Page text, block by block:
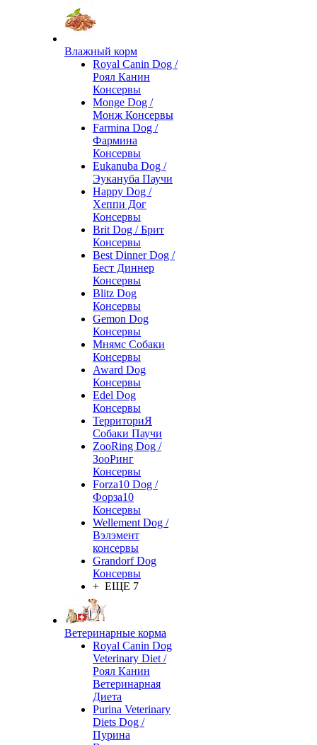
Влажный корм
Royal Canin Dog /
Роял Канин
Консервы
Monge Dog /
Монж Консервы
Farmina Dog /
Фармина
Консервы
Eukanuba Dog /
Эукануба Паучи
Happy Dog /
Хеппи Дог
Консервы
Brit Dog / Брит
Консервы
Best Dinner Dog /
Бест Диннер
Консервы
Blitz Dog
Консервы
Gemon Dog
Консервы
Мнямс Собаки
Консервы
Award Dog
Консервы
Edel Dog
Консервы
ТерриториЯ
Собаки Паучи
ZooRing Dog /
ЗооРинг
Консервы
Forza10 Dog /
Форза10
Консервы
Wellement Dog /
Вэлэмент
консервы
Grandorf Dog
Консервы
+ ЕЩЕ 7
Ветеринарные корма
Royal Canin Dog
Veterinary Diet /
Роял Канин
Ветеринарная
Диета
Purina Veterinary
Diets Dog /
Пурина